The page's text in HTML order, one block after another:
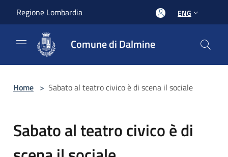
Regione Lombardia ENG
Comune di Dalmine
Home > Sabato al teatro civico è di scena il sociale
Sabato al teatro civico è di